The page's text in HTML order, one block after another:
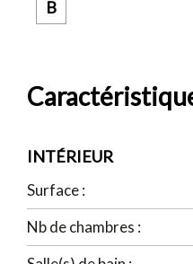
B
INTÉRIEUR
Surface :
Nb de chambres :